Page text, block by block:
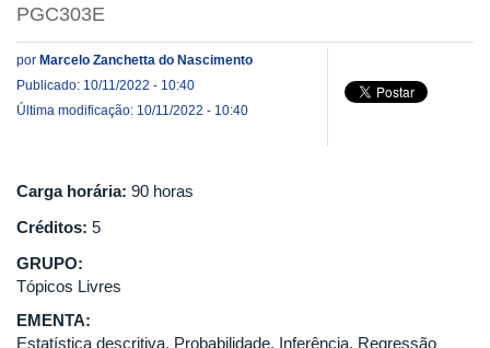
PGC303E
por Marcelo Zanchetta do Nascimento
Publicado: 10/11/2022 - 10:40
Última modificação: 10/11/2022 - 10:40
Carga horária: 90 horas
Créditos: 5
GRUPO:
Tópicos Livres
EMENTA:
Estatística descritiva. Probabilidade. Inferência. Regressão